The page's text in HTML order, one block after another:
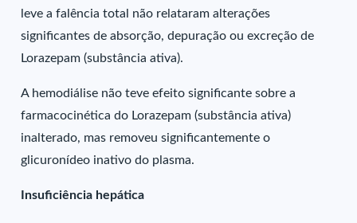
leve a falência total não relataram alterações
significantes de absorção, depuração ou excreção de
Lorazepam (substância ativa).
A hemodiálise não teve efeito significante sobre a
farmacocinética do Lorazepam (substância ativa)
inalterado, mas removeu significantemente o
glicuronídeo inativo do plasma.
Insuficiência hepática